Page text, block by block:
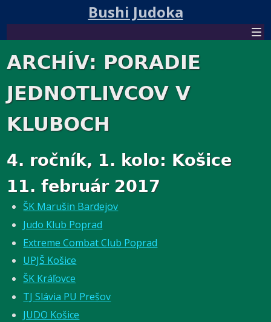
Bushi Judoka
ARCHÍV: PORADIE
JEDNOTLIVCOV V
KLUBOCH
4. ročník, 1. kolo: Košice
11. február 2017
ŠK Marušin Bardejov
Judo Klub Poprad
Extreme Combat Club Poprad
UPJŠ Košice
ŠK Kráľovce
TJ Slávia PU Prešov
JUDO Košice